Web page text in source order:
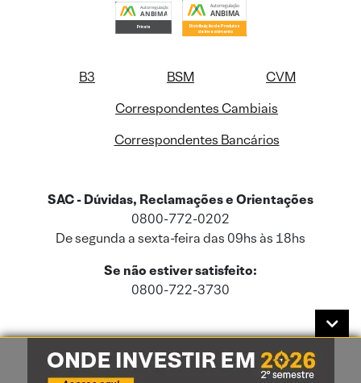
B3 BSM
CVM
Correspondentes Cambiais
Correspondentes Bancários
SAC - Dúvidas, Reclamações e Orientações
0800-772-0202
De segunda a sexta-feira das 09hs às 18hs
Se não estiver satisfeito:
0800-722-3730
Este site usa cookies e dados pessoais de acordo com a nossaPolítica de
Cookies
e a nossaPolítica de Privacidade.